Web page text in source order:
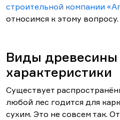
строительной компании
относимся к этому вопросу.
Виды древесины
характеристики
Существует
любой лес годится для
сухим. Это не совсем так.